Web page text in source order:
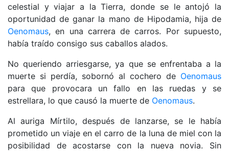
celestial y viajar a la Tierra, donde se le antojó la
oportunidad de ganar la mano de Hipodamia, hija de
Oenomaus, en una carrera de carros. Por supuesto,
había traído consigo sus caballos alados.
No queriendo arriesgarse, ya que se enfrentaba a la
muerte si perdía, sobornó al cochero de Oenomaus
para que provocara un fallo en las ruedas y se
estrellara, lo que causó la muerte de Oenomaus.
Al auriga Mírtilo, después de lanzarse, se le había
prometido un viaje en el carro de la luna de miel con la
posibilidad de acostarse con la nueva novia. Sin